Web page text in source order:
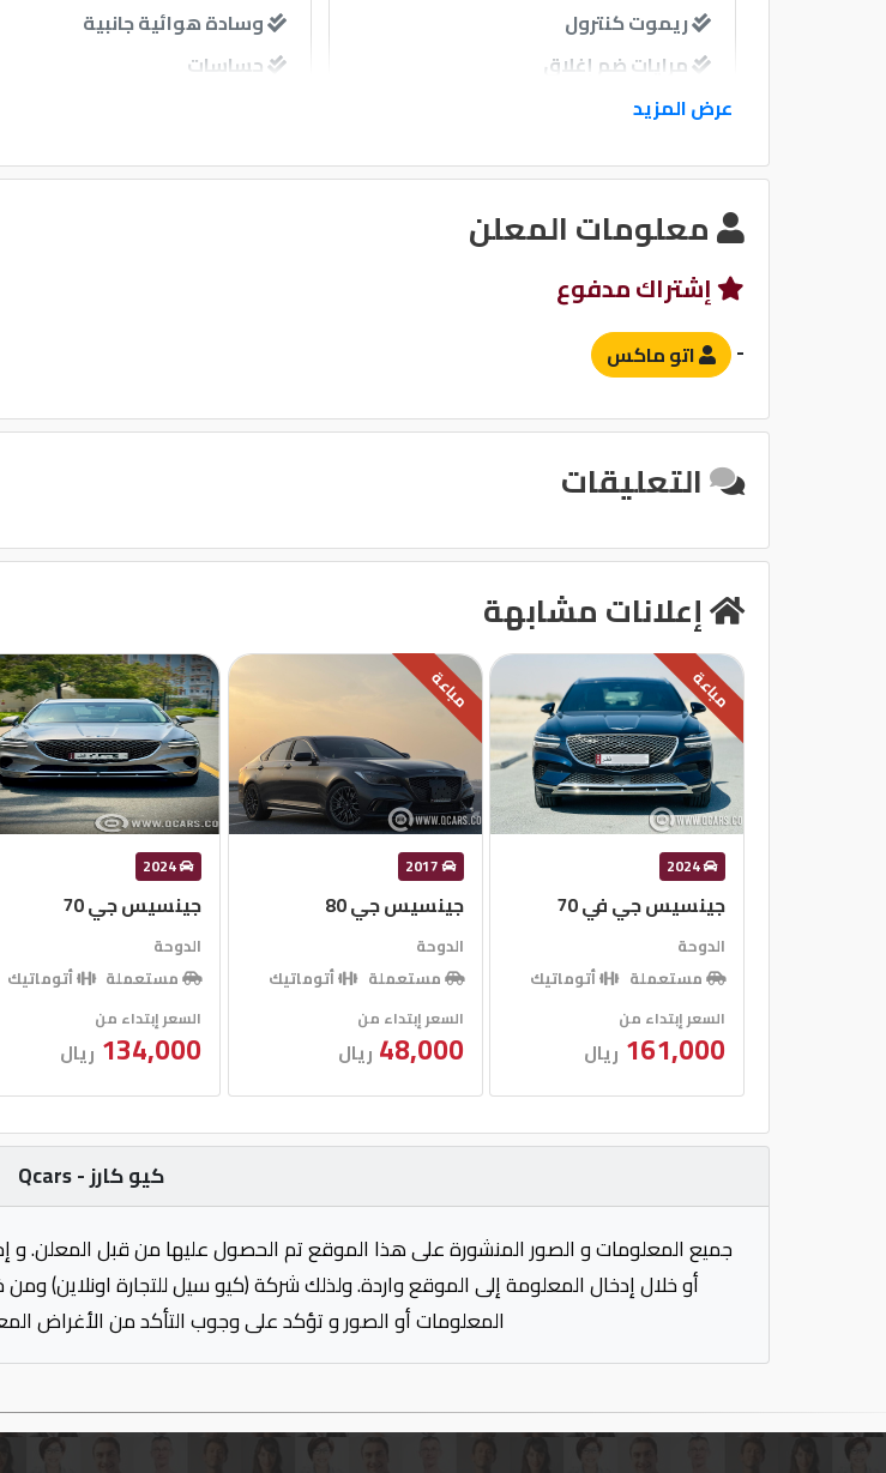
ريموت كنترول
مرايات ضم إغلاق
نظام الصوت
وسادة هوائية جانبية
حساسات
عرض المزيد
معلومات المعلن
إشتراك مدفوع
- اتو ماكس
التعليقات
إعلانات مشابهة
مباعة
2024
جينسيس جي في 70
الدوحة
مستعملة
أتوماتيك
السعر إبتداء من
161,000 ريال
مباعة
2017
جينسيس جي 80
الدوحة
مستعملة
أتوماتيك
السعر إبتداء من
48,000 ريال
2024
جينسيس جي 70
الدوحة
مستعملة
أتوماتيك
السعر إبتداء من
134,000 ريال
كيو كارز - Qcars
جميع المعلومات و الصور المنشورة على هذا الموقع تم الحصول عليها من قبل المعلن. و
أو خلال إدخال المعلومة إلى الموقع واردة. ولذلك شركة (كيو سيل للتجارة اونلاين)
المعلومات أو الصور و تؤكد على وجوب التأكد من الأغراض